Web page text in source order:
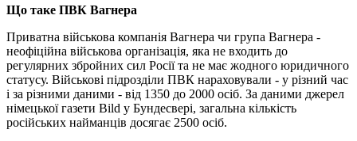
Що таке ПВК Вагнера
Приватна військова компанія Вагнера чи група Вагнера -
неофіційна військова організація, яка не входить до
регулярних збройних сил Росії та не має жодного юридичного
статусу. Військові підрозділи ПВК нараховували - у різний час
і за різними даними - від 1350 до 2000 осіб. За даними джерел
німецької газети Bild у Бундесвері, загальна кількість
російських найманців досягає 2500 осіб.